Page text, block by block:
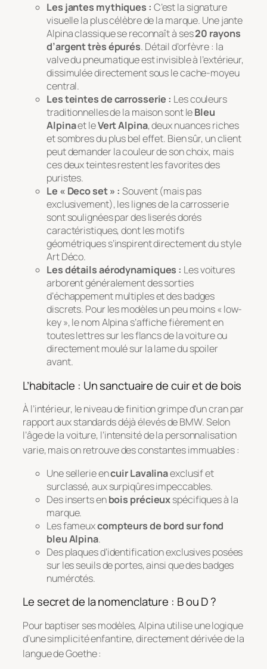
Les jantes mythiques : C’est la signature
visuelle la plus célèbre de la marque. Une jante
Alpina classique se reconnaît à ses20 rayons
d’argent très épurés. Détail d’orfèvre : la
valve du pneumatique est invisible à l’extérieur,
dissimulée directement sous le cache-moyeu
central.
Les teintes de carrosserie : Les couleurs
traditionnelles de la maison sont leBleu
Alpinaet leVert Alpina, deux nuances riches
et sombres du plus bel effet. Bien sûr, un client
peut demander la couleur de son choix, mais
ces deux teintes restent les favorites des
puristes.
Le « Deco set » : Souvent (mais pas
exclusivement), les lignes de la carrosserie
sont soulignées par des liserés dorés
caractéristiques, dont les motifs
géométriques s’inspirent directement du style
Art Déco.
Les détails aérodynamiques : Les voitures
arborent généralement des sorties
d’échappement multiples et des badges
discrets. Pour les modèles un peu moins « low-
key », le nom Alpina s’affiche fièrement en
toutes lettres sur les flancs de la voiture ou
directement moulé sur la lame du spoiler
avant.
L’habitacle : Un sanctuaire de cuir et de bois
À l’intérieur, le niveau de finition grimpe d’un cran par
rapport aux standards déjà élevés de BMW. Selon
l’âge de la voiture, l’intensité de la personnalisation
varie, mais on retrouve des constantes immuables:
Une sellerie encuir Lavalinaexclusif et
surclassé, aux surpiqûres impeccables.
Des inserts enbois précieuxspécifiques à la
marque.
Les fameuxcompteurs de bord sur fond
bleu Alpina.
Des plaques d’identification exclusives posées
sur les seuils de portes, ainsi que des badges
numérotés.
Le secret de la nomenclature : B ou D ?
Pour baptiser ses modèles, Alpina utilise une logique
d’une simplicité enfantine, directement dérivée de la
langue de Goethe: